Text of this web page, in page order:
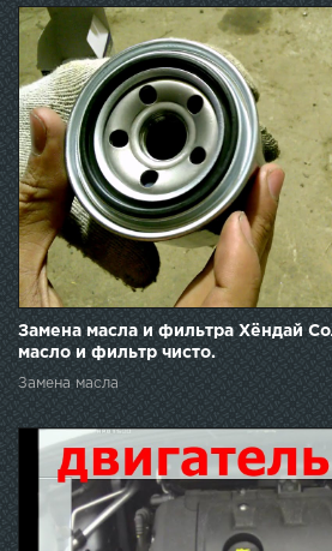
Замена масла и фильтра Хёндай
масло и фильтр чисто.
Замена масла